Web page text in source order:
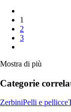
1
2
3
Mostra di più
Categorie
ZerbiniPelli e pellicce